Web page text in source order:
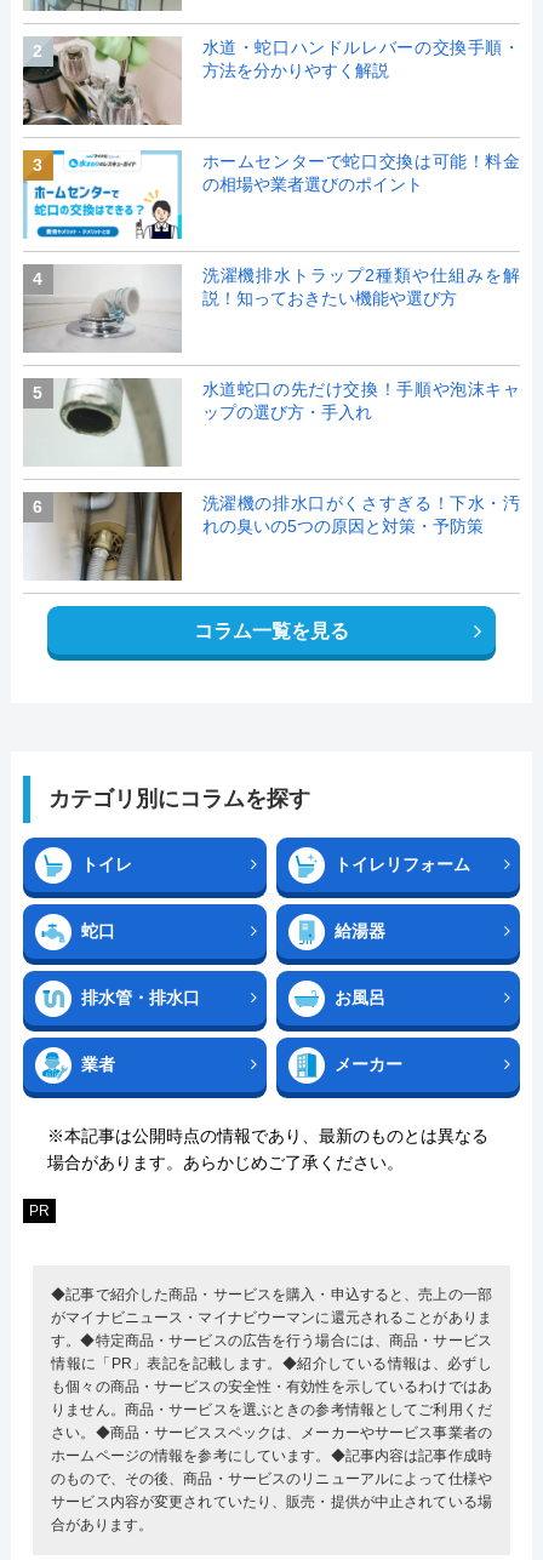
2
水道・蛇口ハンドルレバーの交換手順・
方法を分かりやすく解説
3
ホームセンターで蛇口交換は可能！料金
の相場や業者選びのポイント
4
洗濯機排水トラップ2種類や仕組みを解
説！知っておきたい機能や選び方
5
水道蛇口の先だけ交換！手順や泡沫キャ
ップの選び方・手入れ
6
洗濯機の排水口がくさすぎる！下水・汚
れの臭いの5つの原因と対策・予防策
コラム一覧を見る
カテゴリ別にコラムを探す
トイレ トイレリフォーム
蛇口 給湯器
排水管・排水口 お風呂
業者 メーカー
※本記事は公開時点の情報であり、最新のものとは異なる
場合があります。あらかじめご了承ください。
PR
◆記事で紹介した商品・サービスを購入・申込すると、売上の一部
がマイナビニュース・マイナビウーマンに還元されることがありま
す。◆特定商品・サービスの広告を行う場合には、商品・サービス
情報に「PR」表記を記載します。◆紹介している情報は、必ずし
も個々の商品・サービスの安全性・有効性を示しているわけではあ
りません。商品・サービスを選ぶときの参考情報としてご利用くだ
さい。◆商品・サービススペックは、メーカーやサービス事業者の
ホームページの情報を参考にしています。◆記事内容は記事作成時
のもので、その後、商品・サービスのリニューアルによって仕様や
サービス内容が変更されていたり、販売・提供が中止されている場
合があります。